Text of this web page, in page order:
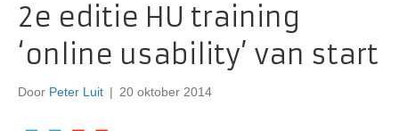
2e editie HU training
‘online usability’ van start
Door Peter Luit | 20 oktober 2014